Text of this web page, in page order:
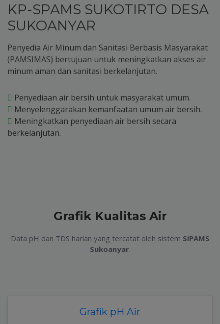
KP-SPAMS SUKOTIRTO DESA
SUKOANYAR
Penyedia Air Minum dan Sanitasi Berbasis Masyarakat
(PAMSIMAS) bertujuan untuk meningkatkan akses air
minum aman dan sanitasi berkelanjutan.
Penyediaan air bersih untuk masyarakat umum.
Menyelenggarakan kemanfaatan umum air bersih.
Meningkatkan penyediaan air bersih secara
berkelanjutan.
Grafik Kualitas Air
Data pH dan TDS harian yang tercatat oleh sistem SiPAMS
Sukoanyar.
Grafik pH Air